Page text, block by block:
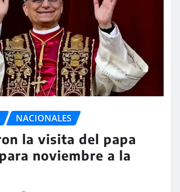
NACIONALES
la visita del papa
noviembre a la